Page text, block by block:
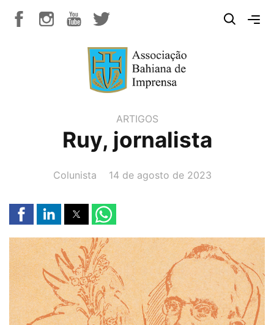
ARTIGOS
Ruy, jornalista
AUTOR(A):
Colunista DATA:
14 de agosto de 2023